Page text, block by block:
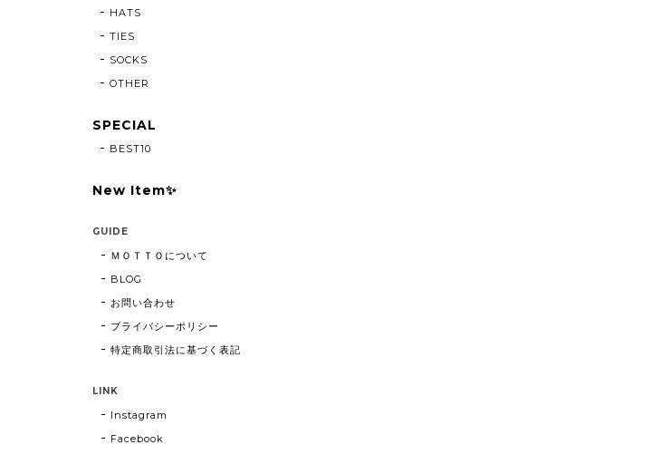
HATS
TIES
SOCKS
OTHER
SPECIAL
BEST10
New Item✨
GUIDE
ＭＯＴＴＯについて
BLOG
お問い合わせ
プライバシーポリシー
特定商取引法に基づく表記
LINK
Instagram
Facebook